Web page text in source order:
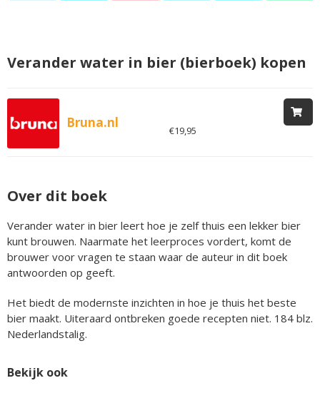
Verander water in bier (bierboek) kopen
Bruna.nl €19,95
Over dit boek
Verander water in bier leert hoe je zelf thuis een lekker bier
kunt brouwen. Naarmate het leerproces vordert, komt de
brouwer voor vragen te staan waar de auteur in dit boek
antwoorden op geeft.
Het biedt de modernste inzichten in hoe je thuis het beste
bier maakt. Uiteraard ontbreken goede recepten niet. 184 blz.
Nederlandstalig.
Bekijk ook